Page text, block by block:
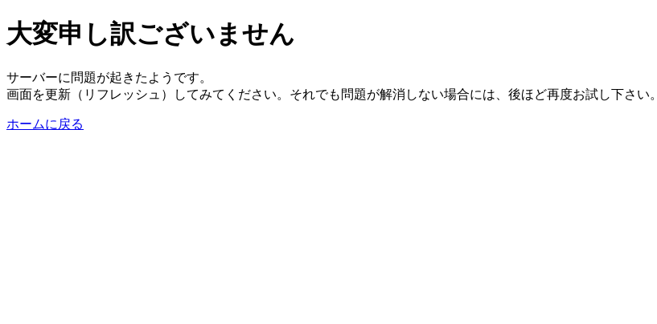
大変申し訳ございません
サーバーに問題が起きたようです。
画面を更新（リフレッシュ）してみてください。それでも問題が解消しない場合には、後ほど再度お試し下さい。
ホームに戻る